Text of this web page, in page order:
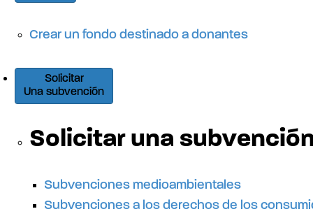
Crear un fondo destinado a donantes
Solicitar
Una subvención
Solicitar una
Subvenciones medioambientales
Subvenciones a los derechos de los